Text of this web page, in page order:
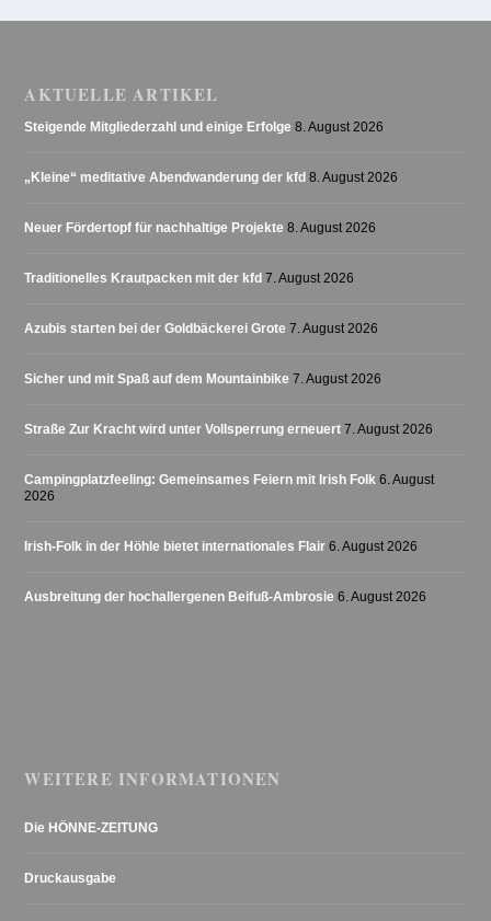
AKTUELLE ARTIKEL
Steigende Mitgliederzahl und einige Erfolge 8. August 2026
„Kleine“ meditative Abendwanderung der kfd 8. August 2026
Neuer Fördertopf für nachhaltige Projekte 8. August 2026
Traditionelles Krautpacken mit der kfd 7. August 2026
Azubis starten bei der Goldbäckerei Grote 7. August 2026
Sicher und mit Spaß auf dem Mountainbike 7. August 2026
Straße Zur Kracht wird unter Vollsperrung erneuert 7. August 2026
Campingplatzfeeling: Gemeinsames Feiern mit Irish Folk 6. August
2026
Irish-Folk in der Höhle bietet internationales Flair 6. August 2026
Ausbreitung der hochallergenen Beifuß-Ambrosie 6. August 2026
WEITERE INFORMATIONEN
Die HÖNNE-ZEITUNG
Druckausgabe